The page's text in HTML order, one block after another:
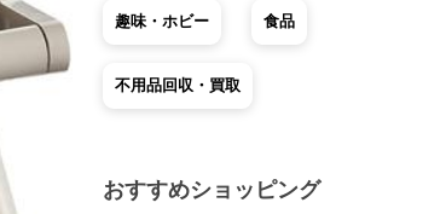
趣味・ホビー 食品
不用品回収・買取
おすすめショッピング